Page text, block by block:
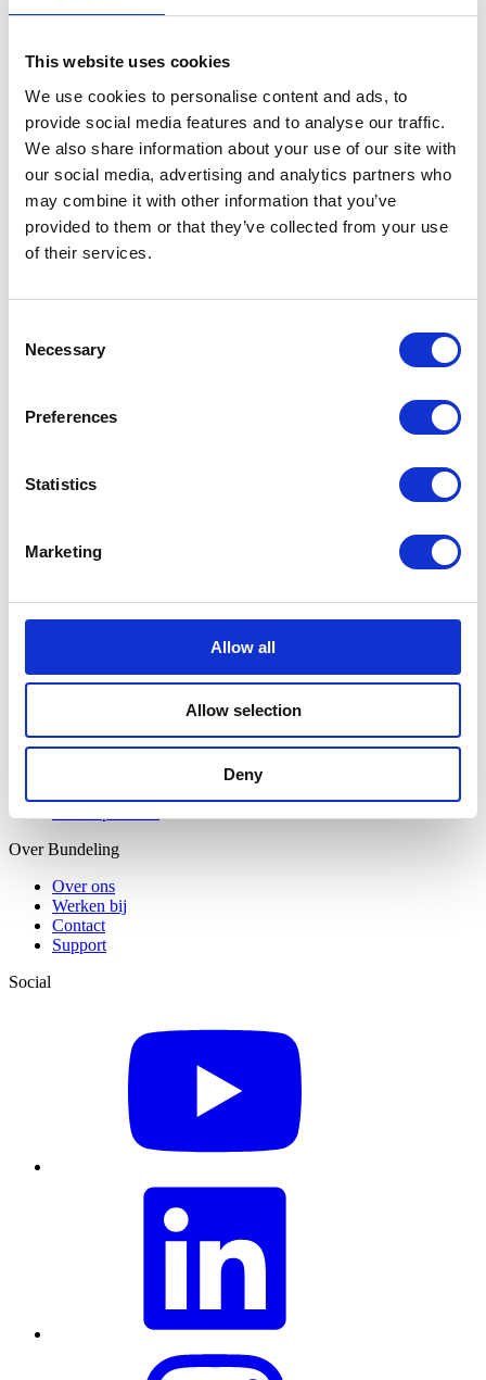
This website uses cookies
We use cookies to personalise content and ads, to
provide social media features and to analyse our traffic.
We also share information about your use of our site with
our social media, advertising and analytics partners who
may combine it with other information that you’ve
provided to them or that they’ve collected from your use
of their services.
Selection
Necessary
Preferences
Statistics
Marketing
Allow all
Allow selection
Deny
Bundeling
Medewerkers
Leden
Integraties
Ledenbetrokkenheid
Centrale kennisbank
Bouw en installatie
Klantverhalen
Klantawards
Over Bundeling
Over ons
Werken bij
Contact
Support
Social